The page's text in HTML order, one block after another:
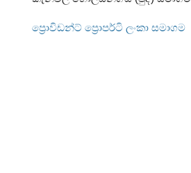
ප්‍රොවිඩන්ට් ප්‍රොපර්ටි ලංකා සමාගම